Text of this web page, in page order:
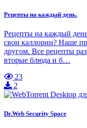
Рецепты на каждый день.
Рецепты на каждый
свои каллории? Наше
другом. Все рецепты
вторые блюда и б…
23
2
Dr.Web Security Space